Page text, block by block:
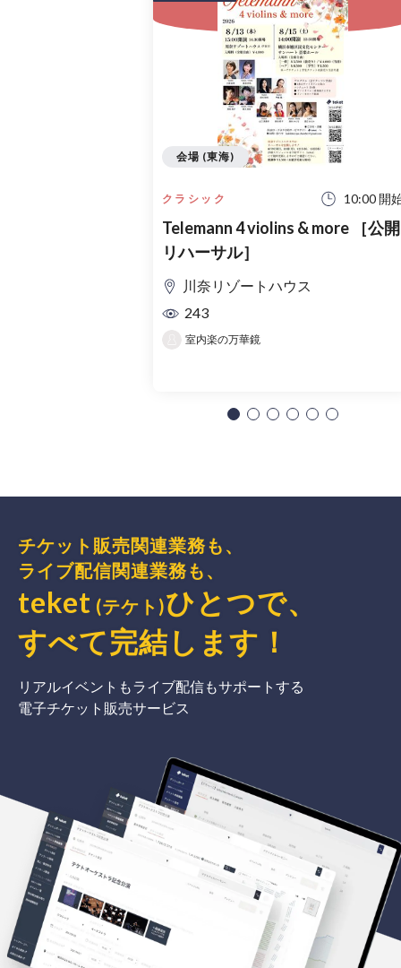
クラシック 10:00 開
Telemann 4 violins & more ［公開
リハーサル］
川奈リゾートハウス
243
室内楽の万華鏡
会場 (東海)
チケット販売関連業務も、
ライブ配信関連業務も、
teket (テケト)ひとつで、
すべて完結 します ！
リアルイベントもライブ配信もサポートする
電子チケット販売サービス